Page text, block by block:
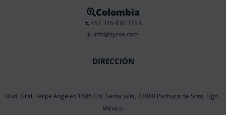
Colombia
t.+57 315 430 3753
c. info@sycsa.com
DIRECCIÓN
Blvd. Gral. Felipe Angeles 1606 Col. Santa Julia, 42080 Pachuca de Soto, Hgo.,
México.